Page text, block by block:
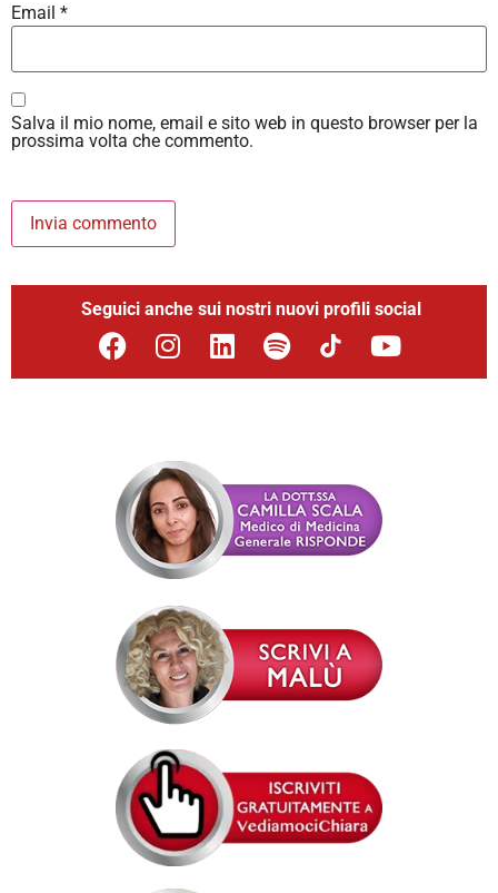
Email *
Salva il mio nome, email e sito web in questo browser per la
prossima volta che commento.
Seguici anche sui nostri nuovi profili social